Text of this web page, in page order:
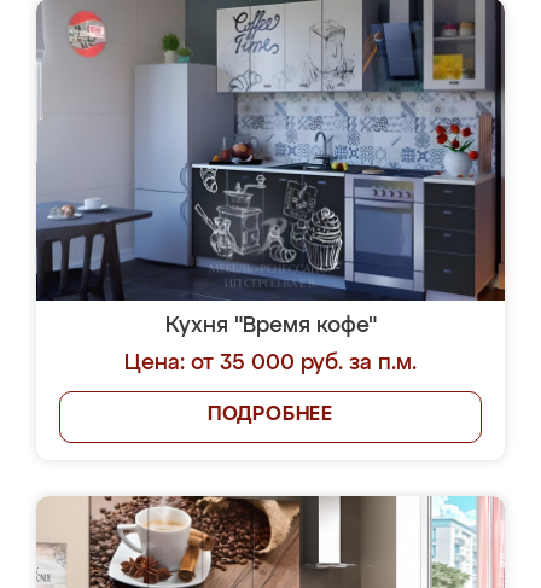
Кухня "Время кофе"
Цена: от 35 000 руб. за п.м.
ПОДРОБНЕЕ